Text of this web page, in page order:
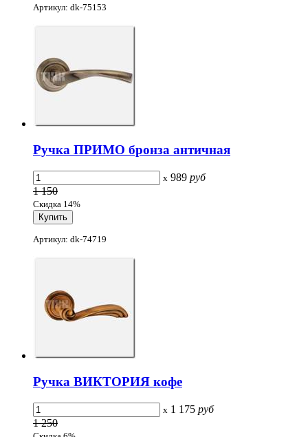
Артикул: dk-75153
Ручка ПРИМО бронза античная
x 989 руб
1 150
Скидка 14%
Артикул: dk-74719
Ручка ВИКТОРИЯ кофе
x 1 175 руб
1 250